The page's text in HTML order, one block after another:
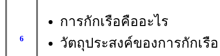
6
การกักเรือคืออะไร
วัตถุประสงค์ของการกักเรือ